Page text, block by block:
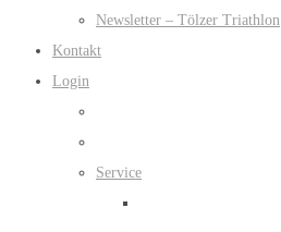
Newsletter – Tölzer Triathlon
Kontakt
Login
Service